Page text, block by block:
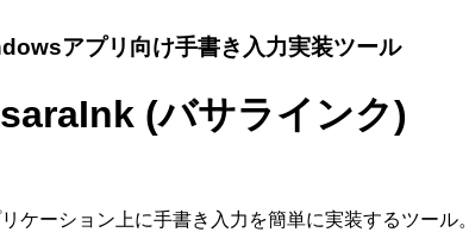
アプリ向け手書き入力実装ツール
(バサラインク)
ケーション上に手書き入力を簡単に実装するツール。